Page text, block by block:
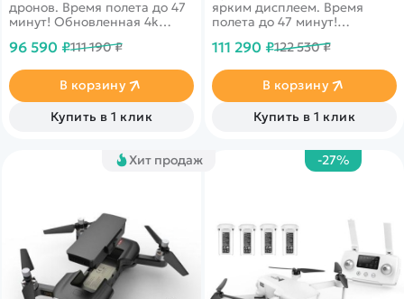
дронов. Время полета до 47
минут! Обновленная 4k
CMOS-датчик, передача
Сопротивление ветру до 38
км/ч (11 м/с)
96 590 ₽111 190 ₽
В корзину
Купить в 1 клик
ярким дисплеем. Время
полета до 47 минут!
1/1,3-дюймовый CMOS-
10 км. Сопротивление ветру
до 38 км/ч (11 м/с)
111 290 ₽122 530 ₽
В корзину
Купить в 1 клик
Хит продаж -27%